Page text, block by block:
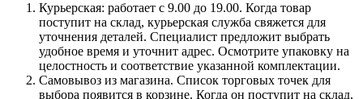
Курьерская: работает с 9.00 до 19.00. Когда товар
поступит на склад, курьерская служба свяжется для
уточнения деталей. Специалист предложит выбрать
удобное время и уточнит адрес. Осмотрите упаковку на
целостность и соответствие указанной комплектации.
Самовывоз из магазина. Список торговых точек для
выбора появится в корзине. Когда он поступит на склад,